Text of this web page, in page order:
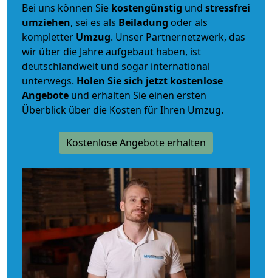
Bei uns können Sie kostengünstig und stressfrei
umziehen, sei es als Beiladung oder als
kompletter Umzug. Unser Partnernetzwerk, das
wir über die Jahre aufgebaut haben, ist
deutschlandweit und sogar international
unterwegs. Holen Sie sich jetzt kostenlose
Angebote und erhalten Sie einen ersten
Überblick über die Kosten für Ihren Umzug.
Kostenlose Angebote erhalten